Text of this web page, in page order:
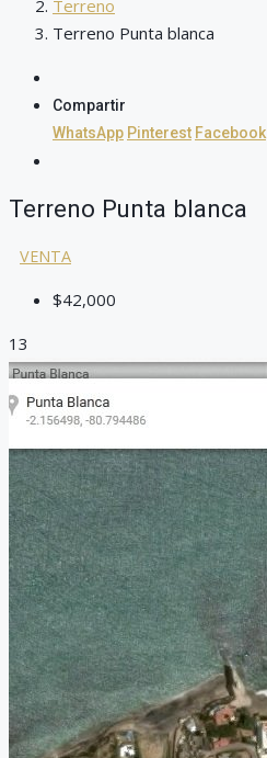
Terreno
Terreno Punta blanca
Compartir
WhatsApp Pinterest Facebook
Terreno Punta blanca
VENTA
$42,000
13